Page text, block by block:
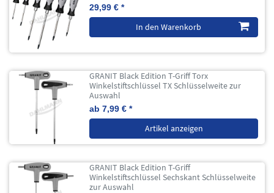
29,99 € *
In den Warenkorb
GRANIT Black Edition T-Griff Torx
Winkelstiftschlüssel TX Schlüsselweite zur
Auswahl
ab 7,99 € *
Artikel anzeigen
GRANIT Black Edition T-Griff
Winkelstiftschlüssel Sechskant Schlüsselweite
zur Auswahl